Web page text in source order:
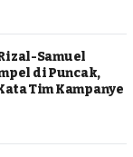
Samuel
di Puncak,
Tim Kampanye